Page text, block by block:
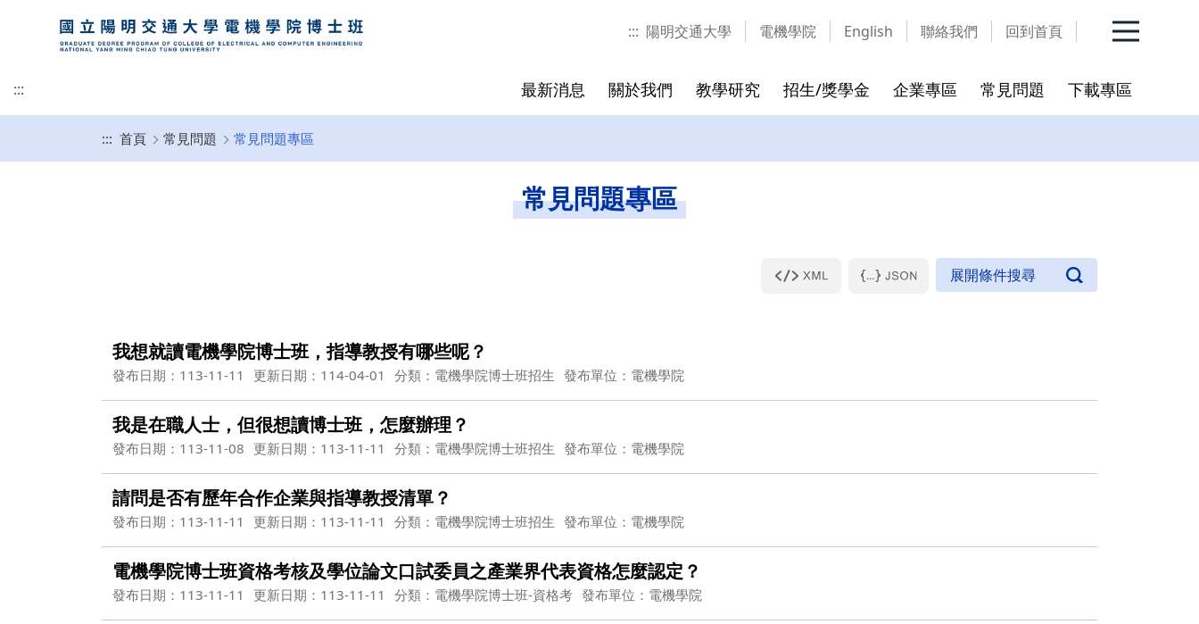
::: 陽明交通大學 電機學院 English 聯絡我們 回到首頁
::: 最新消息
招生公告
關於我們
招生策略與方向
教學研究
歷年合作企業與指導教授清
招生/獎學金
獎學金
企業專區 常見問題
常見問題專區
下載專區
::: 首頁 常見問題 常見問題專區
常見問題專區
我想就讀電機學院博士班，指導教授有哪些呢？
發布日期：113-11-11 更新日期：114-04-01 分類：電機學院博士班招生 發布單位：電機學院
我是在職人士，但很想讀博士班，怎麼辦理？
發布日期：113-11-08 更新日期：113-11-11 分類：電機學院博士班招生 發布單位：電機學院
請問是否有歷年合作企業與指導教授清單？
發布日期：113-11-11 更新日期：113-11-11 分類：電機學院博士班招生 發布單位：電機學院
電機學院博士班資格考核及學位論文口試委員之產業界代表資格怎麼認定？
發布日期：113-11-11 更新日期：113-11-11 分類：電機學院博士班-資格考 發布單位：電機學院